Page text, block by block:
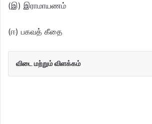
(இ) இராமாயணம்
(ஈ) பகவத் கீதை
விடை மற்றும் விளக்கம்